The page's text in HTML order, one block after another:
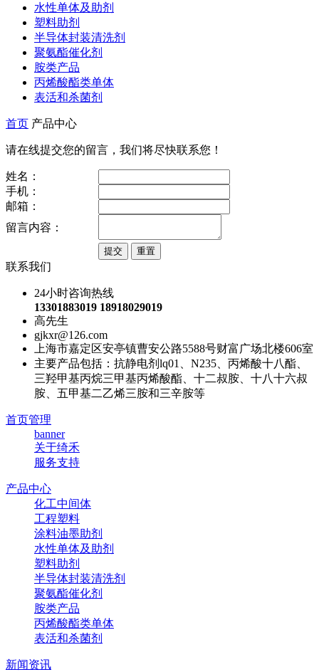
水性单体及助剂
塑料助剂
半导体封装清洗剂
聚氨酯催化剂
胺类产品
丙烯酸酯类单体
表活和杀菌剂
首页 产品中心
请在线提交您的留言，我们将尽快联系您！
姓名：
手机：
邮箱：
留言内容：
联系我们
24小时咨询热线
13301883019 18918029019
高先生
gjkxr@126.com
上海市嘉定区安亭镇曹安公路5588号财富广场北楼606室
主要产品包括：抗静电剂lq01、N235、丙烯酸十八酯、
三羟甲基丙烷三甲基丙烯酸酯、十二叔胺、十八十六叔
胺、五甲基二乙烯三胺和三辛胺等
首页管理
banner
关于绮禾
服务支持
产品中心
化工中间体
工程塑料
涂料油墨助剂
水性单体及助剂
塑料助剂
半导体封装清洗剂
聚氨酯催化剂
胺类产品
丙烯酸酯类单体
表活和杀菌剂
新闻资讯